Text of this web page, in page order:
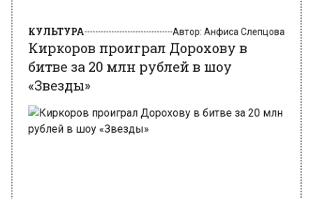
битве за 20 млн рублей в шоу
«Звезды»